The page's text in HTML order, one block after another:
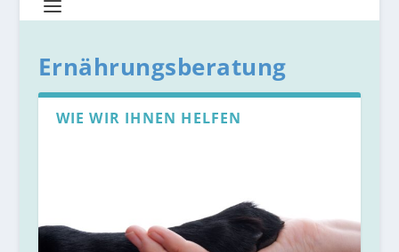
Ernährungsberatung
WIE WIR IHNEN HELFEN